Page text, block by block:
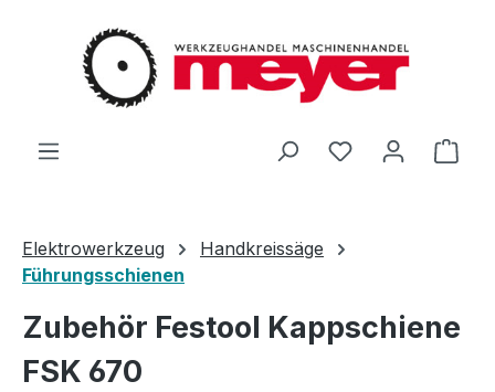
Zum Hauptinhalt springen
Du hast 0
Elektrowerkzeug
Handkreissäge
Führungsschienen
Zubehör Festool Kappschiene
FSK 670